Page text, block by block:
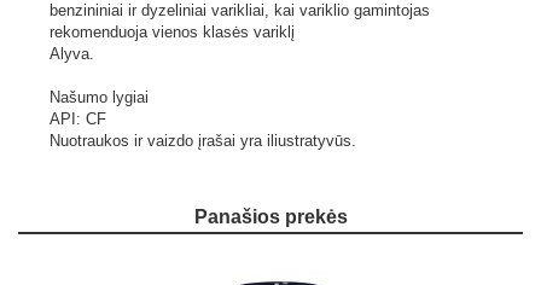
benzininiai ir dyzeliniai varikliai, kai variklio gamintojas
rekomenduoja vienos klasės variklį
Alyva.
Našumo lygiai
API: CF
Nuotraukos ir vaizdo įrašai yra iliustratyvūs.
Panašios prekės